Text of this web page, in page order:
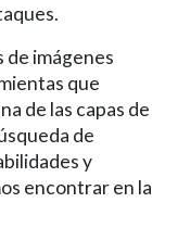
de imágenes
que
de las capas de
de
y
encontrar en la